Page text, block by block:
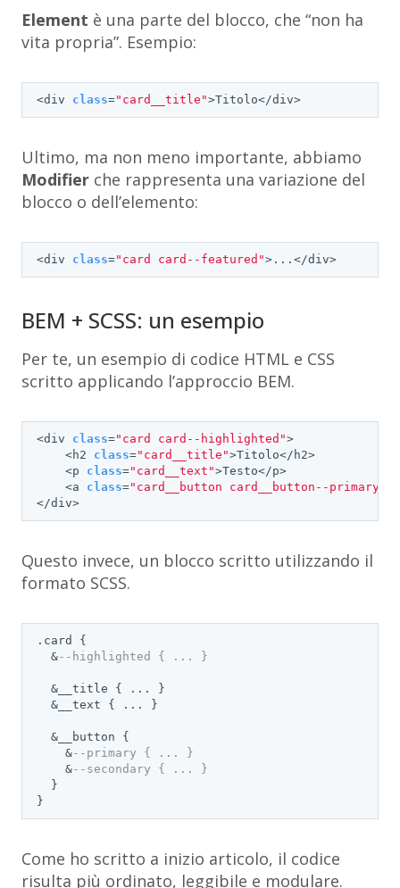
Element è una parte del blocco, che “non ha
vita propria”. Esempio:
<div class="card__title">Titolo</div>
Ultimo, ma non meno importante, abbiamo
Modifier che rappresenta una variazione del
blocco o dell’elemento:
<div class="card card--featured">...</div>
BEM + SCSS: un esempio
Per te, un esempio di codice HTML e CSS
scritto applicando l’approccio BEM.
<div class="card card--highlighted">
<h2 class="card__title">Titolo</h2>
<p class="card__text">Testo</p>
<a class="card__button card__button--primary"
</div>
Questo invece, un blocco scritto utilizzando il
formato SCSS.
.card {
  &
--highlighted { ... }
  &__title { ... }
  &__text { ... }
  &__button {
    &
--primary { ... }
    &
--secondary { ... }
  }
}
Come ho scritto a inizio articolo, il codice
risulta più ordinato, leggibile e modulare.